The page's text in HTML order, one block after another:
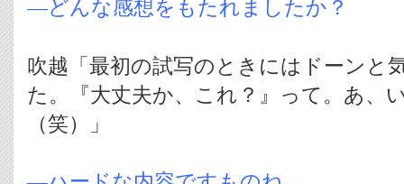
―どんな感想をもたれましたか？
吹越「最初の試写のときにはドーンと
た。『大丈夫か、これ？』って。あ、
（笑）」